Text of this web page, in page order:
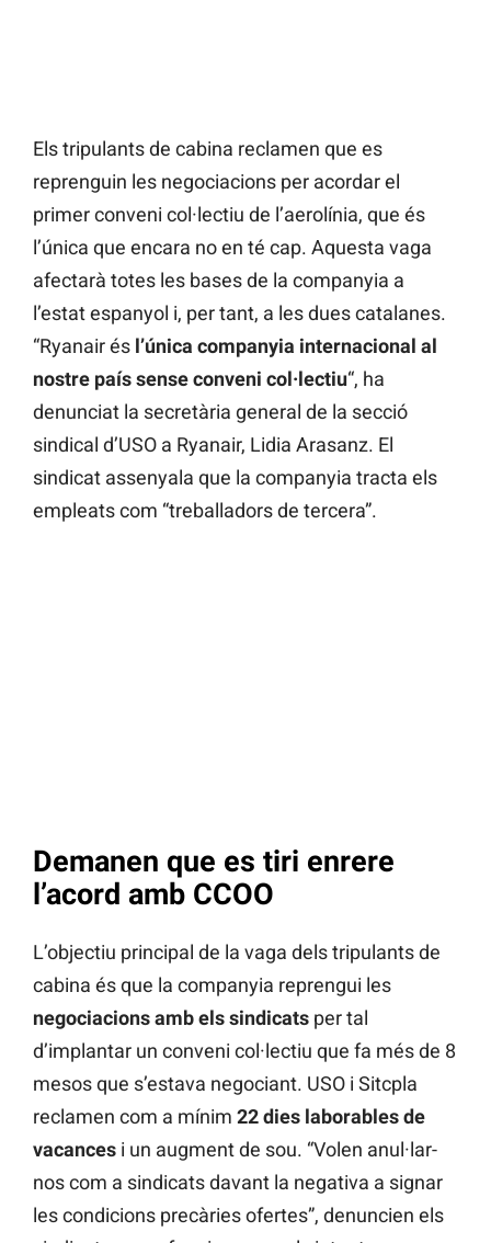
Els tripulants de cabina reclamen que es
reprenguin les negociacions per acordar el
primer conveni col·lectiu de l’aerolínia, que és
l’única que encara no en té cap. Aquesta vaga
afectarà totes les bases de la companyia a
l’estat espanyol i, per tant, a les dues catalanes.
“Ryanair és l’única companyia internacional al
nostre país sense conveni col·lectiu“, ha
denunciat la secretària general de la secció
sindical d’USO a Ryanair, Lidia Arasanz. El
sindicat assenyala que la companyia tracta els
empleats com “treballadors de tercera”.
Demanen que es tiri enrere
l’acord amb CCOO
L’objectiu principal de la vaga dels tripulants de
cabina és que la companyia reprengui les
negociacions amb els sindicats per tal
d’implantar un conveni col·lectiu que fa més de 8
mesos que s’estava negociant. USO i Sitcpla
reclamen com a mínim 22 dies laborables de
vacances i un augment de sou. “Volen anul·lar-
nos com a sindicats davant la negativa a signar
les condicions precàries ofertes”, denuncien els